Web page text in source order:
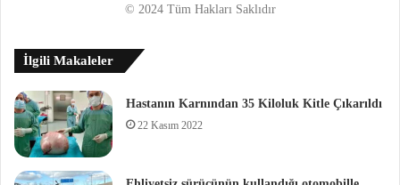
© 2024 Tüm Hakları Saklıdır
İlgili Makaleler
Hastanın Karnından 35 Kiloluk Kitle Çıkarıldı
22 Kasım 2022